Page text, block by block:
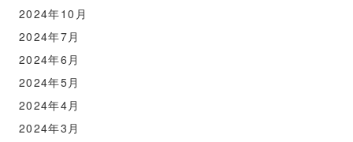
2024年10月
2024年7月
2024年6月
2024年5月
2024年4月
2024年3月